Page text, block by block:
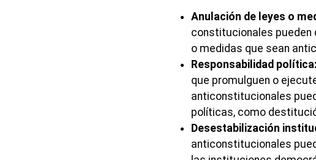
Anulación de leyes o
constitucionales pueden
o medidas que sean
Responsabilidad política:
que promulguen o
anticonstitucionales
políticas, como
Desestabilización
anticonstitucionales